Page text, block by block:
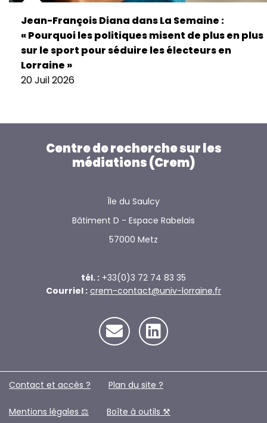
Jean-François Diana dans La Semaine :
« Pourquoi les politiques misent de plus en plus
sur le sport pour séduire les électeurs en
Lorraine »
20 Juil 2026
Centre de recherche sur les
médiations (Crem)
Île du Saulcy
Bâtiment D - Espace Rabelais
57000 Metz
tél. : +33(0)3 72 74 83 35
Courriel : crem-contact@univ-lorraine.fr
Contact et accès ? Plan du site ?️
Mentions légales ⚖️ Boîte à outils ⚒️